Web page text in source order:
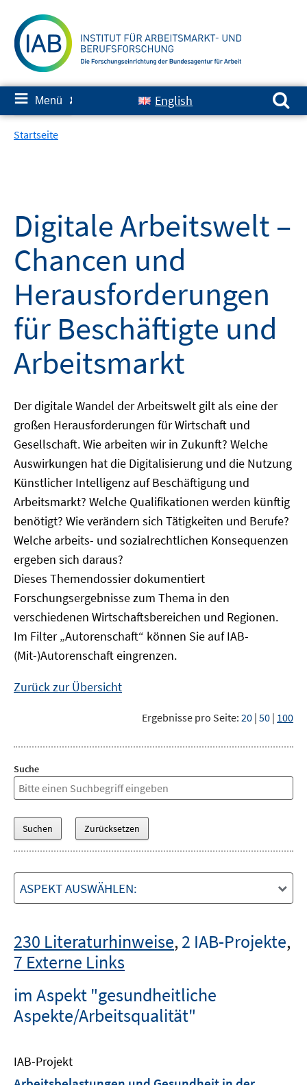
zum
Inhalt
≡ Menü ✘ English
Suchen nach:
Startseite
Digitale Arbeitswelt –
Chancen und
Herausforderungen
für Beschäftigte und
Arbeitsmarkt
Der digitale Wandel der Arbeitswelt gilt als eine der
großen Herausforderungen für Wirtschaft und
Gesellschaft. Wie arbeiten wir in Zukunft? Welche
Auswirkungen hat die Digitalisierung und die Nutzung
Künstlicher Intelligenz auf Beschäftigung und
Arbeitsmarkt? Welche Qualifikationen werden künftig
benötigt? Wie verändern sich Tätigkeiten und Berufe?
Welche arbeits- und sozialrechtlichen Konsequenzen
ergeben sich daraus?
Dieses Themendossier dokumentiert
Forschungsergebnisse zum Thema in den
verschiedenen Wirtschaftsbereichen und Regionen.
Im Filter „Autorenschaft“ können Sie auf IAB-
(Mit-)Autorenschaft eingrenzen.
Zurück zur Übersicht
Ergebnisse pro Seite: 20 | 50 | 100
Suche
ASPEKT AUSWÄHLEN:
230 Literaturhinweise,2 IAB-Projekte,
7 Externe Links
im Aspekt "gesundheitliche
Aspekte/Arbeitsqualität"
IAB-Projekt